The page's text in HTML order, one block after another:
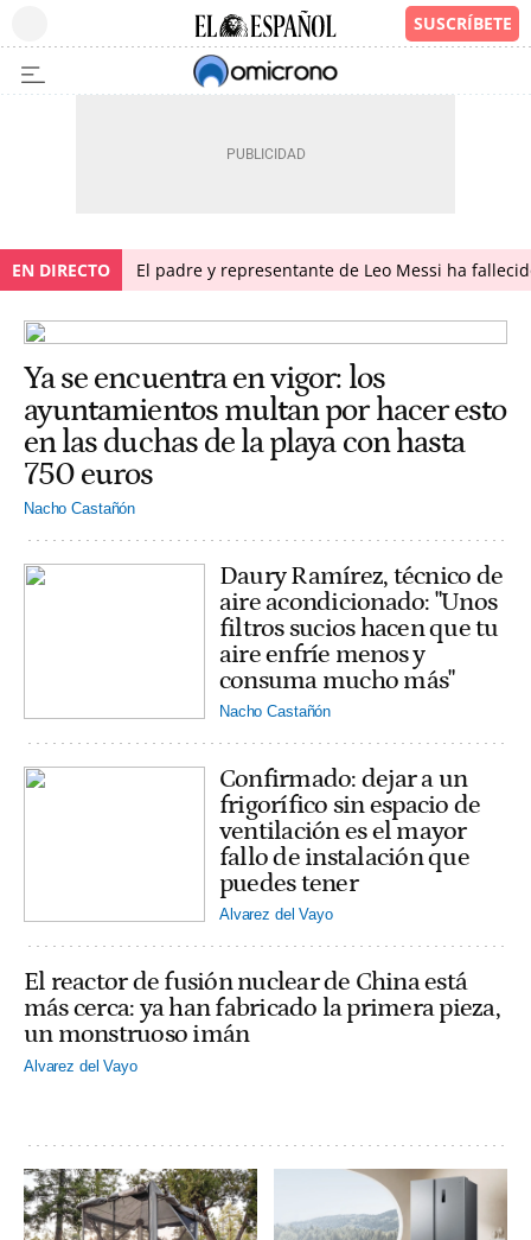
EN DIRECTO El padre y representante de Leo Messi ha
Ya se encuentra en vigor: los
ayuntamientos multan por hacer esto
en las duchas de la playa con hasta
750 euros
Nacho Castañón
Daury Ramírez, técnico de
aire acondicionado: "Unos
filtros sucios hacen que tu
aire enfríe menos y
consuma mucho más"
Nacho Castañón
Confirmado: dejar a un
frigorífico sin espacio de
ventilación es el mayor
fallo de instalación que
puedes tener
Alvarez del Vayo
El reactor de fusión nuclear de China está
más cerca: ya han fabricado la primera pieza,
un monstruoso imán
Alvarez del Vayo